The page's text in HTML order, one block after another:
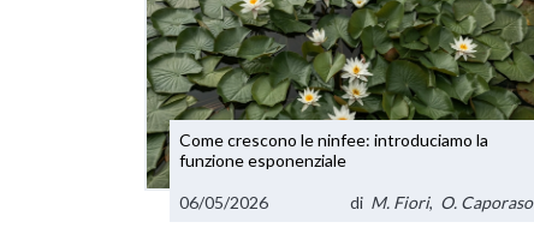
Come crescono le ninfee: introduciamo la
funzione esponenziale
06/05/2026 di M. Fiori, O. Caporaso